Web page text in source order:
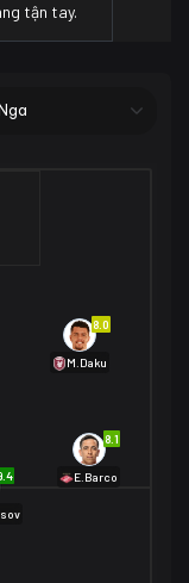
tận tay.
Nga
8.0
M.Daku
8.1
E.Barco